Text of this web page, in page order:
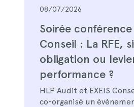
08/07/2026
Soirée conférence
Conseil : La RFE,
obligation ou
performance ?
HLP Audit et EXEIS
co-organisé un